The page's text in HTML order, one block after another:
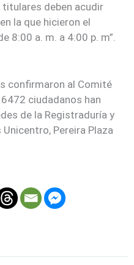
deben acudir
la que hicieron el
8:00 a. m. a 4:00 p. m”.
confirmaron al Comité
ciudadanos han
de la Registraduría y
Pereira Plaza